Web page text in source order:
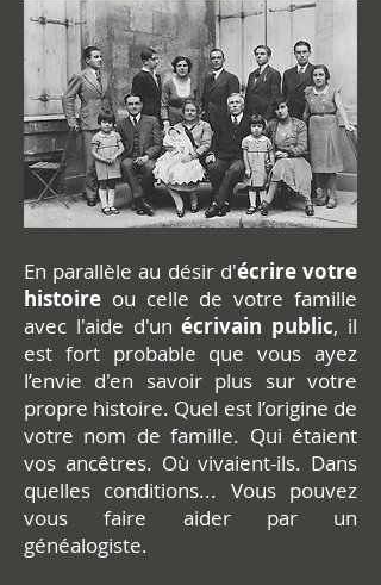
En parallèle au désir d'écrire votre
histoire ou celle de votre famille
avec l'aide d'unécrivain public, il
est fort probable que vous ayez
l’envie d'en savoir plus sur votre
propre histoire. Quel est l’origine de
votre nom de famille. Qui étaient
vos ancêtres. Où vivaient-ils. Dans
quelles conditions... Vous pouvez
vous faire aider par un
généalogiste.